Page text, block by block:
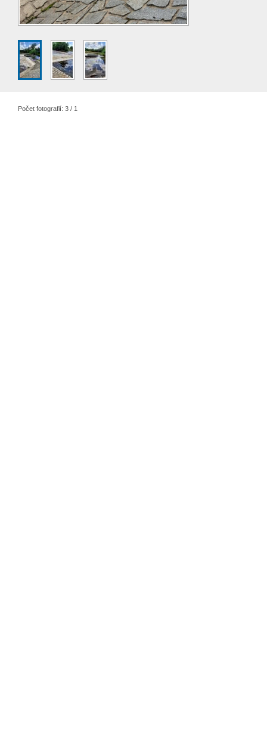
Počet fotografií: 3 / 1